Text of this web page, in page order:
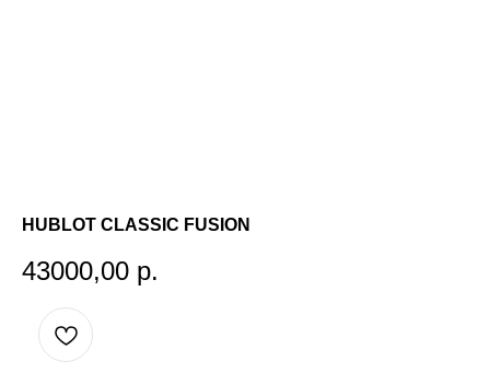
HUBLOT CLASSIC FUSION
43000,00 р.